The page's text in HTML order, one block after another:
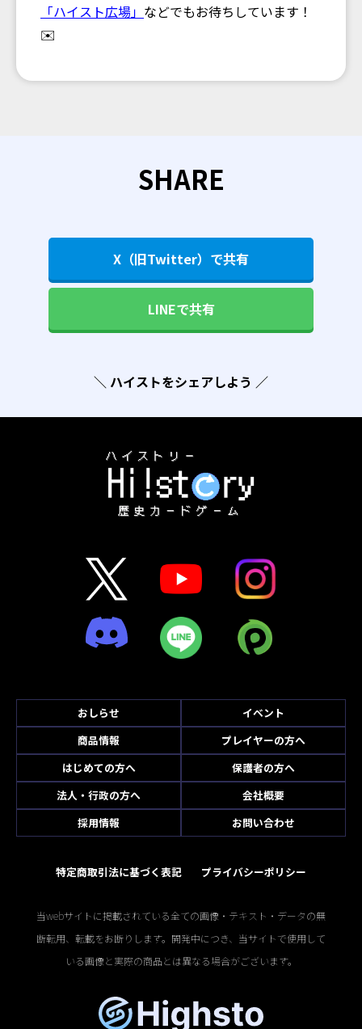
「ハイスト広場」 などでもお待ちしています！
✉️
SHARE
X（旧Twitter）で共有
LINEで共有
＼ ハイストをシェアしよう ／
おしらせ
イベント
商品情報
プレイヤーの方へ
はじめての方へ
保護者の方へ
法人・行政の方へ
会社概要
採用情報
お問い合わせ
特定商取引法に基づく表記 プライバシーポリシー
当webサイトに掲載されている全ての画像・テキスト・データの無
断転用、転載をお断りします。開発中につき、当サイトで使用して
いる画像と実際の商品とは異なる場合がございます。